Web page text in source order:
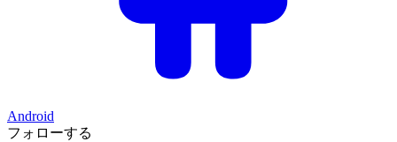
Android
フォローする